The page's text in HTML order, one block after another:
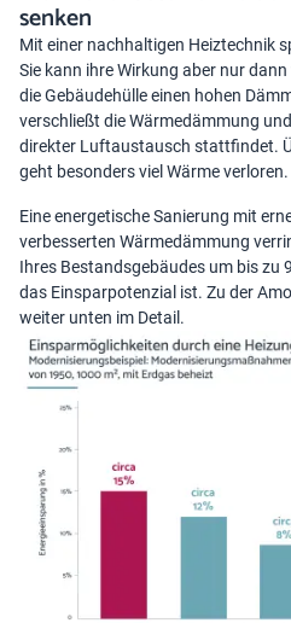
senken
Mit einer nachhaltigen Heiztechnik
Sie kann ihre Wirkung aber nur
die Gebäudehülle einen hohen
verschließt die Wärmedämmung
direkter Luftaustausch stattfindet.
geht besonders viel Wärme verloren.
Eine energetische Sanierung mit
verbesserten Wärmedämmung
Ihres Bestandsgebäudes um bis zu
das Einsparpotenzial ist. Zu der
weiter unten im Detail.